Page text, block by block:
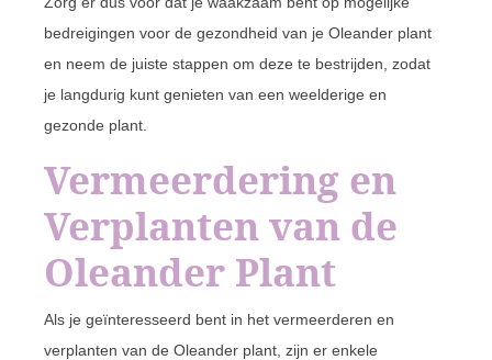
bedreigingen voor de gezondheid van je Oleander plant
en neem de juiste stappen om deze te bestrijden, zodat
je langdurig kunt genieten van een weelderige en
gezonde plant.
Vermeerdering en
Verplanten van de
Oleander Plant
Als je geïnteresseerd bent in het vermeerderen en
verplanten van de Oleander plant, zijn er enkele